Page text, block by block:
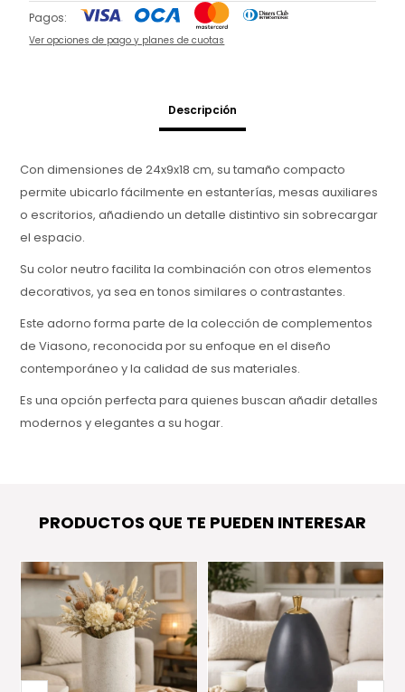
Pagos:
Ver opciones de pago y planes de cuotas
Descripción
Con dimensiones de 24x9x18 cm, su tamaño compacto
permite ubicarlo fácilmente en estanterías, mesas auxiliares
o escritorios, añadiendo un detalle distintivo sin sobrecargar
el espacio.
Su color neutro facilita la combinación con otros elementos
decorativos, ya sea en tonos similares o contrastantes.
Este adorno forma parte de la colección de complementos
de Viasono, reconocida por su enfoque en el diseño
contemporáneo y la calidad de sus materiales.
Es una opción perfecta para quienes buscan añadir detalles
modernos y elegantes a su hogar.
PRODUCTOS QUE TE PUEDEN INTERESAR